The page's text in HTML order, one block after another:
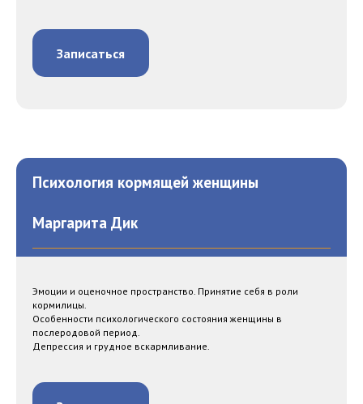
Записаться
Психология кормящей женщины
Маргарита Дик
Эмоции и оценочное пространство. Принятие себя в роли
кормилицы.
Особенности психологического состояния женщины в
послеродовой период.
Депрессия и грудное вскармливание.